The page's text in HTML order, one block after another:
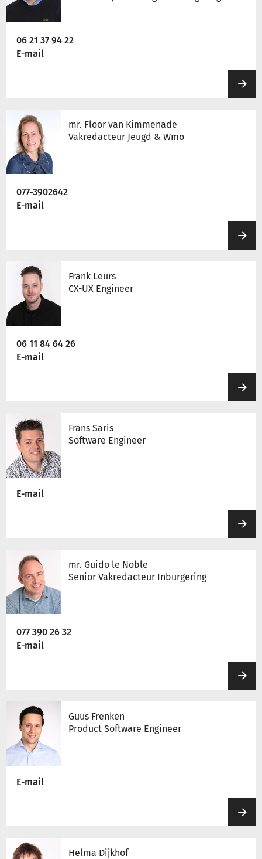
06 21 37 94 22
E-mail
mr. Floor van Kimmenade
Vakredacteur Jeugd & Wmo
077-3902642
E-mail
Frank Leurs
CX-UX Engineer
06 11 84 64 26
E-mail
Frans Saris
Software Engineer
E-mail
mr. Guido le Noble
Senior Vakredacteur Inburgering
077 390 26 32
E-mail
Guus Frenken
Product Software Engineer
E-mail
Helma Dijkhof